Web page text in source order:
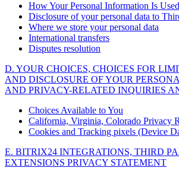
How Your Personal Information Is Used
Disclosure of your personal data to
Where we store your personal data
International transfers
Disputes resolution
D. YOUR CHOICES, CHOICES FOR
AND DISCLOSURE OF YOUR
AND PRIVACY-RELATED INQUIRIES
Choices Available to You
California, Virginia, Colorado Privacy
Cookies and Tracking pixels (Device
E. BITRIX24 INTEGRATIONS, THIRD
EXTENSIONS PRIVACY STATEMENT